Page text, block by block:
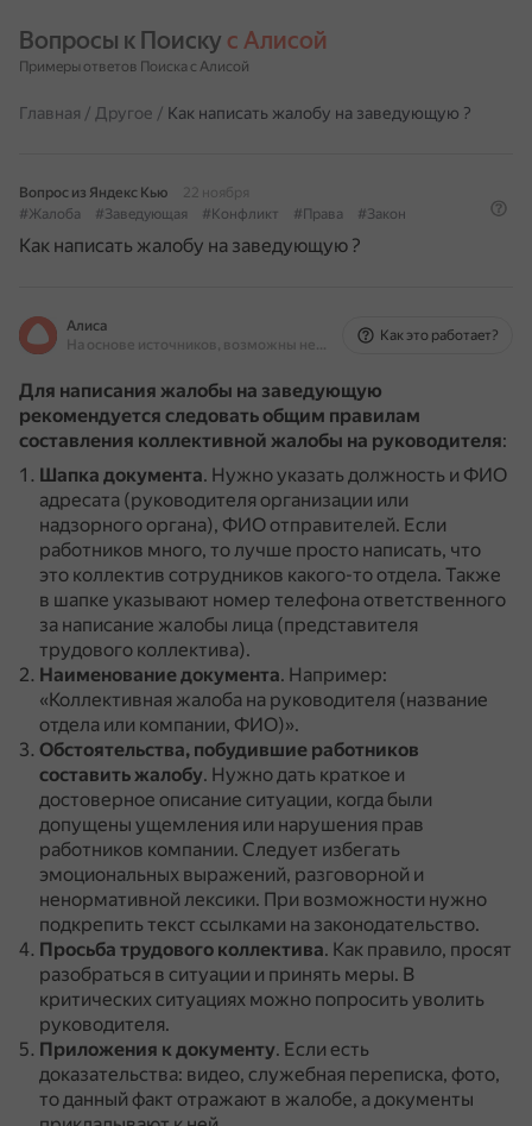
Вопросы к Поиску с Алисой
Примеры ответов Поиска с Алисой
Главная / Другое / Как написать жалобу на заведующую ?
Вопрос из Яндекс Кью
22 ноября
#Жалоба
#Заведующая #Конфликт #Права #Закон
Как написать жалобу на заведующую ?
Алиса
На основе источников, возможны неточности
Как это работает?
Для написания жалобы на заведующую
рекомендуется следовать общим правилам
составления коллективной жалобы на руководителя:
Шапка документа. Нужно указать должность и ФИО
адресата (руководителя организации или
надзорного органа), ФИО отправителей. Если
работников много, то лучше просто написать, что
это коллектив сотрудников какого-то отдела. Также
в шапке указывают номер телефона ответственного
за написание жалобы лица (представителя
трудового коллектива).
Наименование документа. Например:
«Коллективная жалоба на руководителя (название
отдела или компании, ФИО)».
Обстоятельства, побудившие работников
составить жалобу. Нужно дать краткое и
достоверное описание ситуации, когда были
допущены ущемления или нарушения прав
работников компании. Следует избегать
эмоциональных выражений, разговорной и
ненормативной лексики. При возможности нужно
подкрепить текст ссылками на законодательство.
Просьба трудового коллектива. Как правило, просят
разобраться в ситуации и принять меры. В
критических ситуациях можно попросить уволить
руководителя.
Приложения к документу. Если есть
доказательства: видео, служебная переписка, фото,
то данный факт отражают в жалобе, а документы